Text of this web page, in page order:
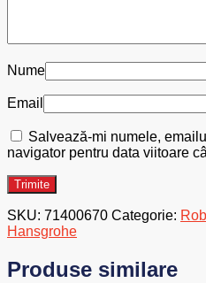
Nume
Email
Salvează-mi numele,
navigator pentru data viitoare
SKU: 71400670 Categorie:
Hansgrohe
Produse similare